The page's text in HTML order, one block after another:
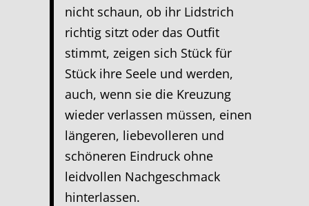
nicht schaun, ob ihr Lidstrich
richtig sitzt oder das Outfit
stimmt, zeigen sich Stück für
Stück ihre Seele und werden,
auch, wenn sie die Kreuzung
wieder verlassen müssen, einen
längeren, liebevolleren und
schöneren Eindruck ohne
leidvollen Nachgeschmack
hinterlassen.